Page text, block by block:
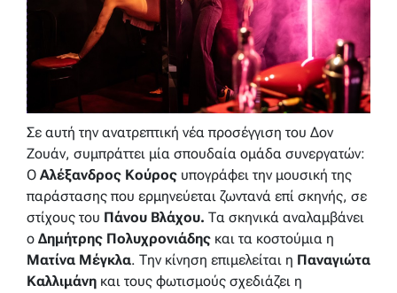
Σε αυτή την ανατρεπτική νέα προσέγγιση του Δον
Ζουάν, συμπράττει μία σπουδαία ομάδα συνεργατών:
Ο Αλέξανδρος Κούρος υπογράφει την μουσική της
παράστασης που ερμηνεύεται ζωντανά επί σκηνής, σε
στίχους του Πάνου Βλάχου. Τα σκηνικά αναλαμβάνει
ο Δημήτρης Πολυχρονιάδης και τα κοστούμια η
Ματίνα Μέγκλα. Την κίνηση επιμελείται η Παναγιώτα
Καλλιμάνη και τους φωτισμούς σχεδιάζει η